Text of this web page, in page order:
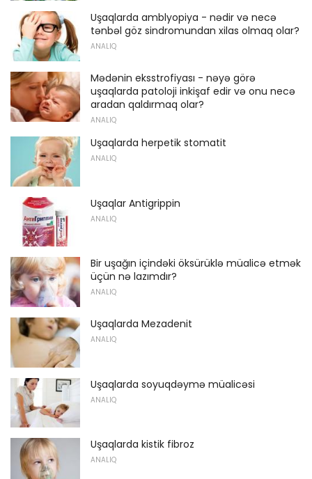
Uşaqlarda amblyopiya - nədir və necə
tənbəl göz sindromundan xilas olmaq olar?
ANALIQ
Mədənin eksstrofiyası - nəyə görə
uşaqlarda patoloji inkişaf edir və onu necə
aradan qaldırmaq olar?
ANALIQ
Uşaqlarda herpetik stomatit
ANALIQ
Uşaqlar Antigrippin
ANALIQ
Bir uşağın içindəki öksürüklə müalicə etmək
üçün nə lazımdır?
ANALIQ
Uşaqlarda Mezadenit
ANALIQ
Uşaqlarda soyuqdəymə müalicəsi
ANALIQ
Uşaqlarda kistik fibroz
ANALIQ